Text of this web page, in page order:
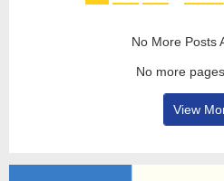
No More Posts
No more
View